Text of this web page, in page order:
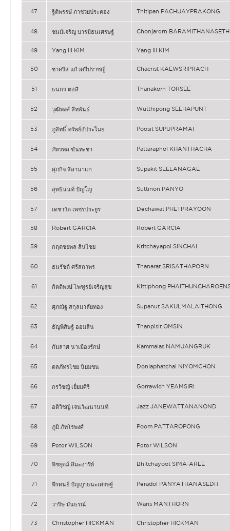
47 ฐิติพรรษ์ ภาช่วยประคอง Thitipan PACHUAYPRAKONG
48 ชนม์เจริญ บารมีธนเศรษฐ์ Chonjarern BARAMITHANASETH
49 Yang Ill KIM Yang Ill KIM
50 ชาคริส แก้วศรีปราชญ์ Chacrist KAEWSRIPRACH
51 ธนกร ตอสี Thanakorn TORSEE
52 วุฒิพงศ์ สีหพันธ์ Wutthipong SEEHAPUNT
53 ภูสิทธิ์ ทรัพย์อัประไมย Poosit SUPUPRAMAI
54 ภัทรพล ขันทะชา Pattaraphol KHANTHACHA
55 ศุภกิจ สีลานาแก Supakit SEELANAGAE
56 สุทธินนท์ ปัญโญ Suttinon PANYO
57 เดชาวัต เพชรประยูร Dechawat PHETPRAYOON
58 Robert GARCIA Robert GARCIA
59 กฤตชยพล สินไชย Kritchayapol SINCHAI
60 ธนรัชต์ ศรีสถาพร Thanarat SRISATHAPORN
61 กิตติพงษ์ ไพฑูรย์เจริญสุข Kittiphong
62 ศุภณัฐ สกุลมาลัยทอง Supanut SAKULMALAITHONG
63 ธัญพิสิษฐ์ ออมสิน Thanpisit OMSIN
64 กัมลาศ นาเมืองรักษ์ Kammalas NAMUANGRUK
65 ดลภัทรไชย นิยมชน Donlaphatchai NIYOMCHON
66 กรวิชญ์ เยี่ยมศิริ Gorrawich YEAMSIRI
67 อติวิชญ์ เจนวัฒนานนท์ Jazz JANEWATTANANOND
68 ภูมิ ภัทโรพงศ์ Poom PATTAROPONG
69 Peter WILSON Peter WILSON
70 พิชยุตม์ สิมะอารีย์ Bhitchayoot SIMA-AREE
71 พีรดนย์ ปัญญาธนะเศรษฐ์ Peradol PANYATHANASEDH
72 วาริษ มั่นธรณ์ Waris MANTHORN
73 Christopher HICKMAN Christopher HICKMAN